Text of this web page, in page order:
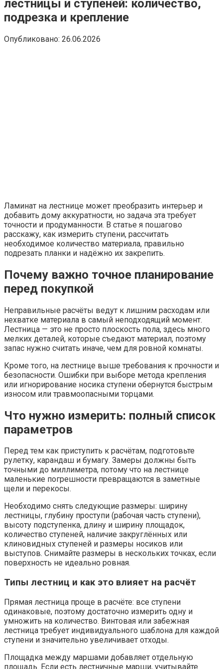
лестницы и ступеней: количество,
подрезка и крепление
Опубликовано: 26.06.2026
Ламинат на лестнице может преобразить интерьер и
добавить дому аккуратности, но задача эта требует
точности и продуманности. В статье я пошагово
расскажу, как измерить ступени, рассчитать
необходимое количество материала, правильно
подрезать планки и надёжно их закрепить.
Почему важно точное планирование
перед покупкой
Неправильные расчёты ведут к лишним расходам или
нехватке материала в самый неподходящий момент.
Лестница — это не просто плоскость пола, здесь много
мелких деталей, которые съедают материал, поэтому
запас нужно считать иначе, чем для ровной комнаты.
Кроме того, на лестнице выше требования к прочности и
безопасности. Ошибки при выборе метода крепления
или игнорирование носика ступени обернутся быстрым
износом или травмоопасными торцами.
Что нужно измерить: полный список
параметров
Перед тем как приступить к расчётам, подготовьте
рулетку, карандаш и бумагу. Замеры должны быть
точными до миллиметра, потому что на лестнице
маленькие погрешности превращаются в заметные
щели и перекосы.
Необходимо снять следующие размеры: ширину
лестницы, глубину проступи (рабочая часть ступени),
высоту подступенка, длину и ширину площадок,
количество ступеней, наличие закруглённых или
клиновидных ступеней и размеры носиков или
выступов. Снимайте размеры в нескольких точках, если
поверхность не идеально ровная.
Типы лестниц и как это влияет на расчёт
Прямая лестница проще в расчёте: все ступени
одинаковые, поэтому достаточно измерить одну и
умножить на количество. Винтовая или забежная
лестница требует индивидуального шаблона для каждой
ступени и значительно увеличивает отходы.
Площадка между маршами добавляет отдельную
площадь. Если есть лестничные марши, учитывайте